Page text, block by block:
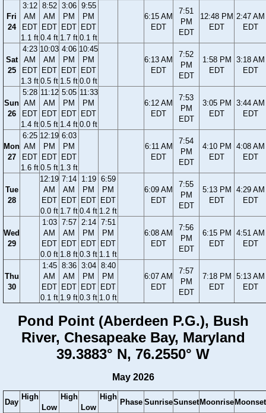
Fri
24
3:12
AM
EDT
1.1 ft
8:52
AM
EDT
0.4 ft
3:06
PM
EDT
1.7 ft
9:55
PM
EDT
0.1 ft
6:15 AM
EDT
7:51
PM
EDT
12:48 PM
EDT
2:47 AM
EDT
Sat
25
4:23
AM
EDT
1.3 ft
10:03
AM
EDT
0.5 ft
4:06
PM
EDT
1.5 ft
10:45
PM
EDT
0.0 ft
6:13 AM
EDT
7:52
PM
EDT
1:58 PM
EDT
3:18 AM
EDT
Sun
26
5:28
AM
EDT
1.4 ft
11:12
AM
EDT
0.5 ft
5:05
PM
EDT
1.4 ft
11:33
PM
EDT
0.0 ft
6:12 AM
EDT
7:53
PM
EDT
3:05 PM
EDT
3:44 AM
EDT
Mon
27
6:25
AM
EDT
1.6 ft
12:19
PM
EDT
0.5 ft
6:03
PM
EDT
1.3 ft
6:11 AM
EDT
7:54
PM
EDT
4:10 PM
EDT
4:08 AM
EDT
Tue
28
12:19
AM
EDT
0.0 ft
7:14
AM
EDT
1.7 ft
1:19
PM
EDT
0.4 ft
6:59
PM
EDT
1.2 ft
6:09 AM
EDT
7:55
PM
EDT
5:13 PM
EDT
4:29 AM
EDT
Wed
29
1:03
AM
EDT
0.0 ft
7:57
AM
EDT
1.8 ft
2:14
PM
EDT
0.3 ft
7:51
PM
EDT
1.1 ft
6:08 AM
EDT
7:56
PM
EDT
6:15 PM
EDT
4:51 AM
EDT
Thu
30
1:45
AM
EDT
0.1 ft
8:36
AM
EDT
1.9 ft
3:04
PM
EDT
0.3 ft
8:40
PM
EDT
1.0 ft
6:07 AM
EDT
7:57
PM
EDT
7:18 PM
EDT
5:13 AM
EDT
Pond Point (Aberdeen P.G.), Bush
River, Chesapeake Bay, Maryland
39.3883° N, 76.2550° W
May 2026
Day
High
Low
High
Low
High
Phase SunriseSunset Moonrise Moonset